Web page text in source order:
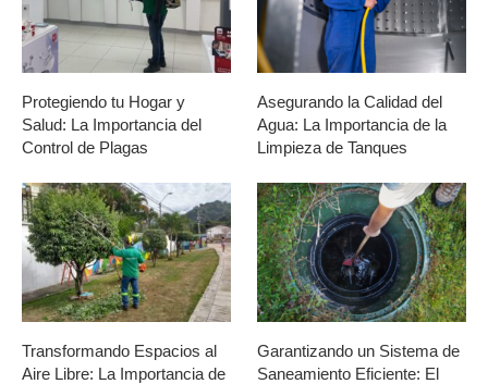
Protegiendo tu Hogar y
Salud: La Importancia del
Control de Plagas
Asegurando la Calidad del
Agua: La Importancia de la
Limpieza de Tanques
Transformando Espacios al
Aire Libre: La Importancia de
Garantizando un Sistema de
Saneamiento Eficiente: El